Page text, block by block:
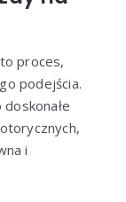
proces,
podejścia.
doskonałe
i